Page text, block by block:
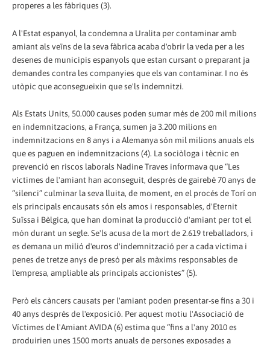
properes a les fàbriques (3).
A l'Estat espanyol, la condemna a Uralita per contaminar amb
amiant als veïns de la seva fàbrica acaba d'obrir la veda per a les
desenes de municipis espanyols que estan cursant o preparant ja
demandes contra les companyies que els van contaminar. I no és
utòpic que aconsegueixin que se'ls indemnitzi.
Als Estats Units, 50.000 causes poden sumar més de 200 mil milions
en indemnitzacions, a França, sumen ja 3.200 milions en
indemnitzacions en 8 anys i a Alemanya són mil milions anuals els
que es paguen en indemnitzacions (4). La sociòloga i tècnic en
prevenció en riscos laborals Nadine Traves informava que “Les
víctimes de l'amiant han aconseguit, després de gairebé 70 anys de
“silenci” culminar la seva lluita, de moment, en el procés de Torí on
els principals encausats són els amos i responsables, d'Eternit
Suïssa i Bèlgica, que han dominat la producció d'amiant per tot el
món durant un segle. Se'ls acusa de la mort de 2.619 treballadors, i
es demana un milió d'euros d'indemnització per a cada víctima i
penes de tretze anys de presó per als màxims responsables de
l'empresa, ampliable als principals accionistes” (5).
Però els càncers causats per l'amiant poden presentar-se fins a 30 i
40 anys després de l'exposició. Per aquest motiu l'Associació de
Víctimes de l'Amiant AVIDA (6) estima que “fins a l'any 2010 es
produirien unes 1500 morts anuals de persones exposades a